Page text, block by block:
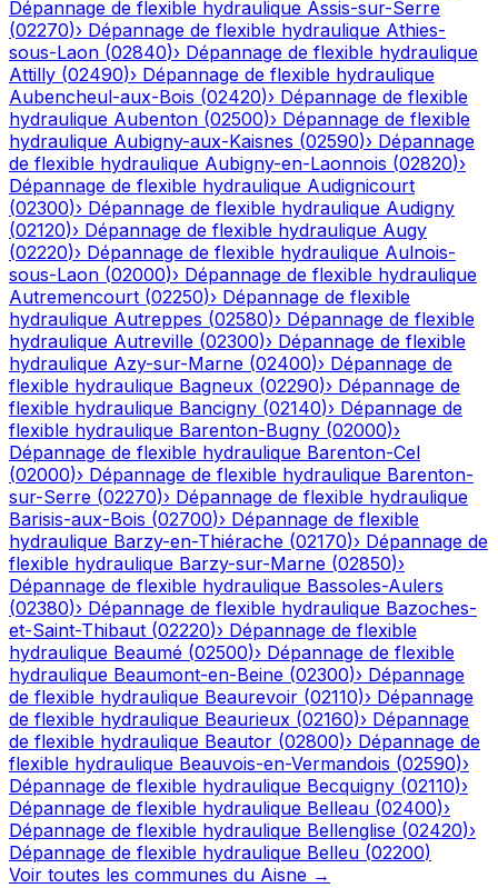
Dépannage de flexible hydraulique Assis-sur-Serre
(02270)› Dépannage de flexible hydraulique Athies-
sous-Laon (02840)› Dépannage de flexible hydraulique
Attilly (02490)› Dépannage de flexible hydraulique
Aubencheul-aux-Bois (02420)› Dépannage de flexible
hydraulique Aubenton (02500)› Dépannage de flexible
hydraulique Aubigny-aux-Kaisnes (02590)› Dépannage
de flexible hydraulique Aubigny-en-Laonnois (02820)›
Dépannage de flexible hydraulique Audignicourt
(02300)› Dépannage de flexible hydraulique Audigny
(02120)› Dépannage de flexible hydraulique Augy
(02220)› Dépannage de flexible hydraulique Aulnois-
sous-Laon (02000)› Dépannage de flexible hydraulique
Autremencourt (02250)› Dépannage de flexible
hydraulique Autreppes (02580)› Dépannage de flexible
hydraulique Autreville (02300)› Dépannage de flexible
hydraulique Azy-sur-Marne (02400)› Dépannage de
flexible hydraulique Bagneux (02290)› Dépannage de
flexible hydraulique Bancigny (02140)› Dépannage de
flexible hydraulique Barenton-Bugny (02000)›
Dépannage de flexible hydraulique Barenton-Cel
(02000)› Dépannage de flexible hydraulique Barenton-
sur-Serre (02270)› Dépannage de flexible hydraulique
Barisis-aux-Bois (02700)› Dépannage de flexible
hydraulique Barzy-en-Thiérache (02170)› Dépannage de
flexible hydraulique Barzy-sur-Marne (02850)›
Dépannage de flexible hydraulique Bassoles-Aulers
(02380)› Dépannage de flexible hydraulique Bazoches-
et-Saint-Thibaut (02220)› Dépannage de flexible
hydraulique Beaumé (02500)› Dépannage de flexible
hydraulique Beaumont-en-Beine (02300)› Dépannage
de flexible hydraulique Beaurevoir (02110)› Dépannage
de flexible hydraulique Beaurieux (02160)› Dépannage
de flexible hydraulique Beautor (02800)› Dépannage de
flexible hydraulique Beauvois-en-Vermandois (02590)›
Dépannage de flexible hydraulique Becquigny (02110)›
Dépannage de flexible hydraulique Belleau (02400)›
Dépannage de flexible hydraulique Bellenglise (02420)›
Dépannage de flexible hydraulique Belleu (02200)
Voir toutes les communes du Aisne →